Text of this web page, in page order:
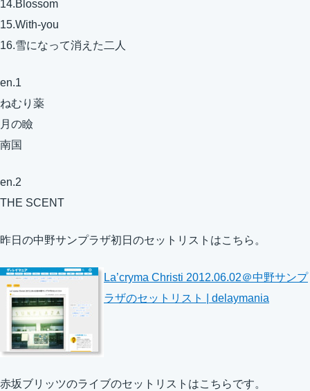
14.Blossom
15.With-you
16.雪になって消えた二人
en.1
ねむり薬
月の瞼
南国
en.2
THE SCENT
昨日の中野サンプラザ初日のセットリストはこちら。
La’cryma Christi 2012.06.02＠中野サンプ
ラザのセットリスト | delaymania
赤坂ブリッツのライブのセットリストはこちらです。